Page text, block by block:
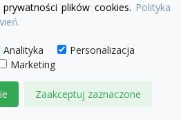
plików cookies. Polityka
Analityka
Personalizacja
Marketing
Zaakceptuj zaznaczone